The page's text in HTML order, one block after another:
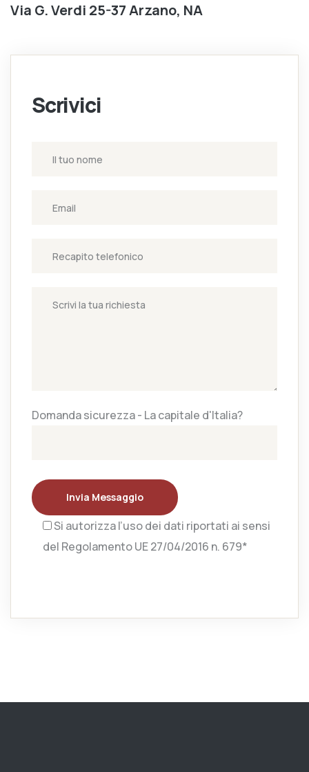
Via G. Verdi 25-37 Arzano, NA
Scrivici
Domanda sicurezza - La capitale d'Italia?
Invia Messaggio
Si autorizza l’uso dei dati riportati ai sensi
del Regolamento UE 27/04/2016 n. 679*